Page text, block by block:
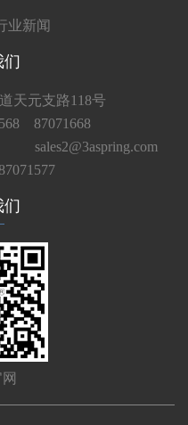
业新闻
们
天元支路118号
87071668
sales2@3aspring.com
们